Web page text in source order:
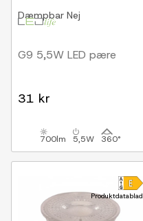
Dæmpbar Nej
G9 5,5W LED pære
31 kr
700lm 5,5W 360°
Produktdatablad